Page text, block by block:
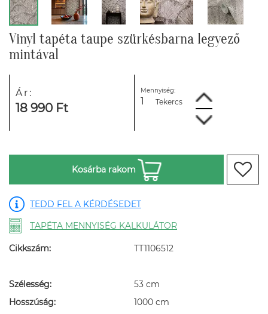
Vinyl tapéta taupe szürkésbarna legyező
mintával
Ár:
18 990 Ft
Mennyiség:
Tekercs
Kosárba rakom
TEDD FEL A KÉRDÉSEDET
TAPÉTA MENNYISÉG KALKULÁTOR
Cikkszám: TT1106512
Szélesség:
53 cm
Hosszúság:
1000 cm